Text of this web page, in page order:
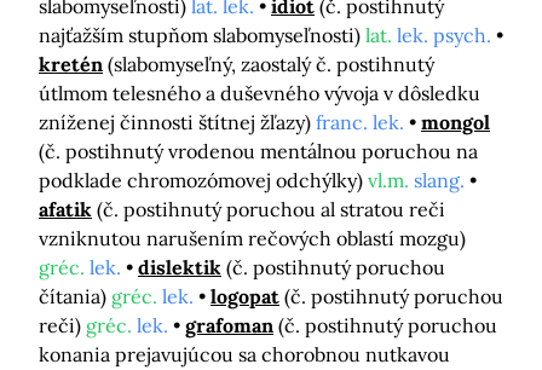
slabomyseľnosti) lat. lek. idiot (č. postihnutý
najťažším stupňom slabomyseľnosti) lat. lek. psych.
kretén (slabomyseľný, zaostalý č. postihnutý
útlmom telesného a duševného vývoja v dôsledku
zníženej činnosti štítnej žľazy) franc. lek.
mongol
(č. postihnutý vrodenou mentálnou poruchou na
podklade chromozómovej odchýlky) vl.m. slang.
afatik (č. postihnutý poruchou al stratou reči
vzniknutou narušením rečových oblastí mozgu)
gréc. lek. dislektik (č. postihnutý poruchou
čítania) gréc. lek. logopat (č. postihnutý poruchou
reči) gréc. lek. grafoman (č. postihnutý poruchou
konania prejavujúcou sa chorobnou nutkavou